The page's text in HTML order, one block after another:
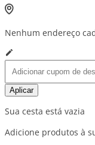
Nenhum endereço
Aplicar
Sua cesta está vazia
Adicione produtos à